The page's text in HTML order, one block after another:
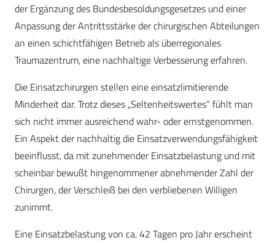
der Ergänzung des Bundesbesoldungsgesetzes und einer
Anpassung der Antrittsstärke der chirurgischen Abteilungen
an einen schichtfähigen Betrieb als überregionales
Traumazentrum, eine nachhaltige Verbesserung erfahren.
Die Einsatzchirurgen stellen eine einsatzlimitierende
Minderheit dar. Trotz dieses „Seltenheitswertes“ fühlt man
sich nicht immer ausreichend wahr- oder ernstgenommen.
Ein Aspekt der nachhaltig die Einsatzverwendungsfähigkeit
beeinflusst, da mit zunehmender Einsatzbelastung und mit
scheinbar bewußt hingenommener abnehmender Zahl der
Chirurgen, der Verschleiß bei den verbliebenen Willigen
zunimmt.
Eine Einsatzbelastung von ca. 42 Tagen pro Jahr erscheint